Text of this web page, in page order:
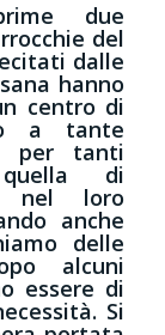
due
del
dalle
hanno
centro di
a tante
per tanti
di
nel loro
anche
delle
alcuni
essere di
Si